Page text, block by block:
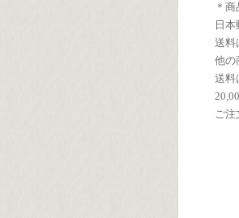
＊
日
送料
他の
送料
ご注